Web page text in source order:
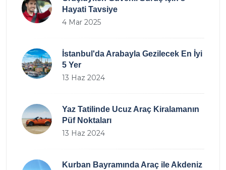
Hayati Tavsiye
4 Mar 2025
İstanbul'da Arabayla Gezilecek En İyi
5 Yer
13 Haz 2024
Yaz Tatilinde Ucuz Araç Kiralamanın
Püf Noktaları
13 Haz 2024
Kurban Bayramında Araç ile Akdeniz